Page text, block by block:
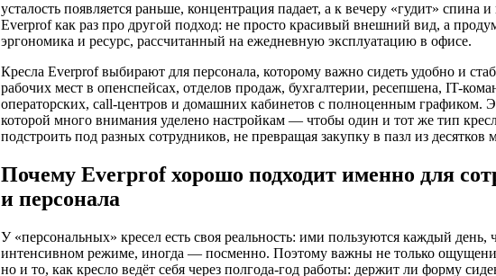
усталость появляется раньше, концентрация падает, а к вечеру «гудит» спина
Everprof как раз про другой подход: не просто красивый внешний вид, а
эргономика и ресурс, рассчитанный на ежедневную эксплуатацию в офисе.
Кресла Everprof выбирают для персонала, которому важно сидеть удобно и
рабочих мест в опенспейсах, отделов продаж, бухгалтерии, ресепшена, IT-
операторских, call-центров и домашних кабинетов с полноценным графиком.
которой много внимания уделено настройкам — чтобы один и тот же тип
подстроить под разных сотрудников, не превращая закупку в пазл из десятков
Почему Everprof хорошо подходит именно для
и персонала
У «персональных» кресел есть своя реальность: ими пользуются каждый день,
интенсивном режиме, иногда — посменно. Поэтому важны не только
но и то, как кресло ведёт себя через полгода-год работы: держит ли форму